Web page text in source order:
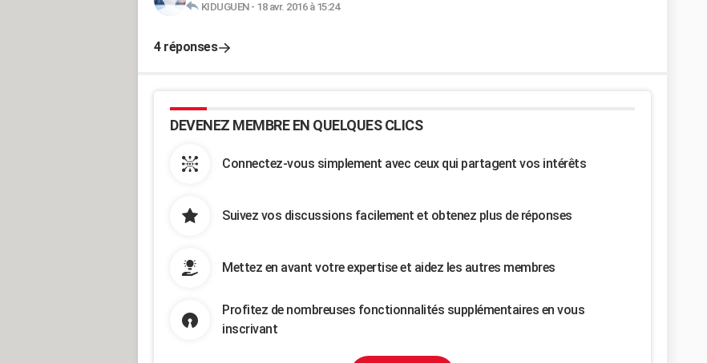
KIDUGUEN- 18 avr. 2016 à 15:24
4 réponses
DEVENEZ MEMBRE EN QUELQUES CLICS
Connectez-vous simplement avec ceux qui partagent vos intérêts
Suivez vos discussions facilement et obtenez plus de réponses
Mettez en avant votre expertise et aidez les autres membres
Profitez de nombreuses fonctionnalités supplémentaires en vous
inscrivant